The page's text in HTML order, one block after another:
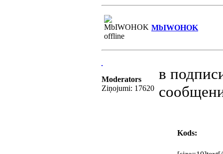
MbIWOHOK
Moderators
Ziņojumi: 17620
в
Kods: